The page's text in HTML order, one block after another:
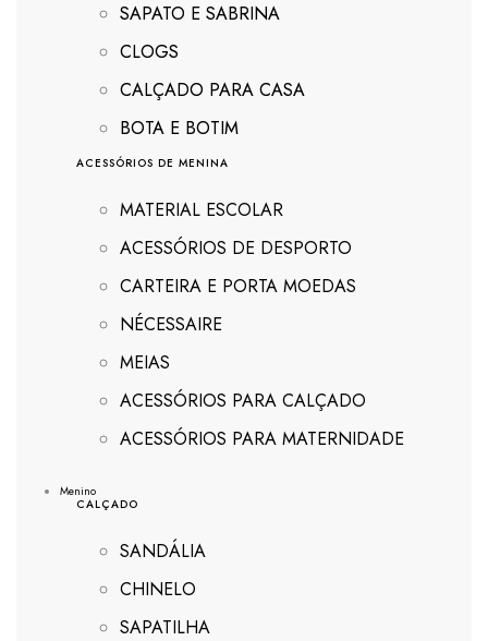
SAPATO E SABRINA
CLOGS
CALÇADO PARA CASA
BOTA E BOTIM
ACESSÓRIOS DE MENINA
MATERIAL ESCOLAR
ACESSÓRIOS DE DESPORTO
CARTEIRA E PORTA MOEDAS
NÉCESSAIRE
MEIAS
ACESSÓRIOS PARA CALÇADO
ACESSÓRIOS PARA MATERNIDADE
Menino
CALÇADO
SANDÁLIA
CHINELO
SAPATILHA